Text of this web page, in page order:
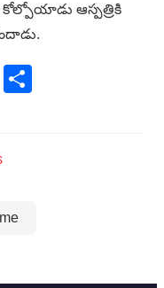
కోల్పోయాడు ఆస్పత్రికి
Copy